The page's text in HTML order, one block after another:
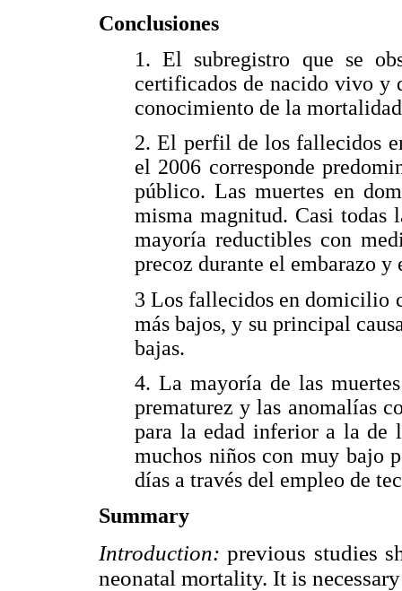
Conclusiones
1. El subregistro que se
certificados de nacido vivo y
conocimiento de la
2. El perfil de los fallecidos
el 2006 corresponde
público. Las muertes en
misma magnitud. Casi todas
mayoría reductibles con
precoz durante el embarazo
3 Los fallecidos en domicilio
más bajos, y su principal
bajas.
4. La mayoría de las
prematurez y las anomalías
para la edad inferior a la de
muchos niños con muy bajo
días a través del empleo de
Summary
Introduction: previous studies
neonatal mortality. It is